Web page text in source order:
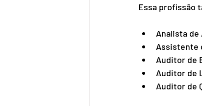
Essa profissão
Analista
Assistente
Auditor de
Auditor de
Auditor de